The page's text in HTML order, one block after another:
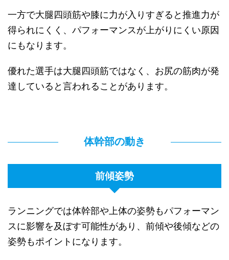
一方で大腿四頭筋や膝に力が入りすぎると推進力が
得られにくく、パフォーマンスが上がりにくい原因
にもなります。
優れた選手は大腿四頭筋ではなく、お尻の筋肉が発
達していると言われることがあります。
体幹部の動き
前傾姿勢
ランニングでは体幹部や上体の姿勢もパフォーマン
スに影響を及ぼす可能性があり、前傾や後傾などの
姿勢もポイントになります。